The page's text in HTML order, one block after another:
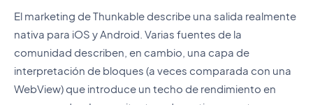
El marketing de Thunkable describe una salida realmente
nativa para iOS y Android. Varias fuentes de la
comunidad describen, en cambio, una capa de
interpretación de bloques (a veces comparada con una
WebView) que introduce un techo de rendimiento en